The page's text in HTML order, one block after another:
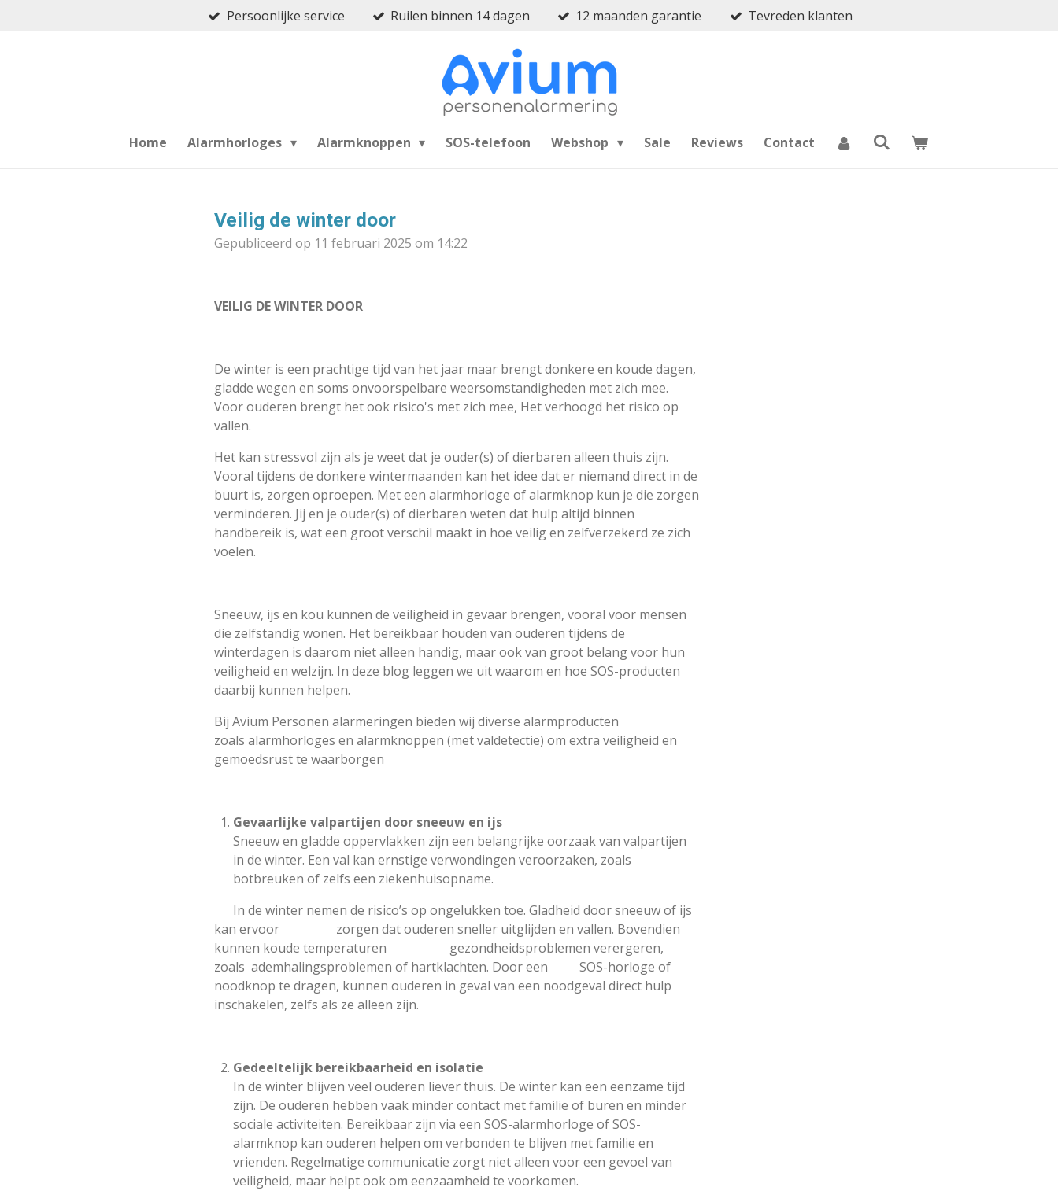
Persoonlijke service Ruilen binnen 14 dagen 12 maanden garantie Tevreden klanten
Home Alarmhorloges Alarmknoppen SOS-telefoon Webshop Sale Reviews Contact
Veilig de winter door
Gepubliceerd op 11 februari 2025 om 14:22
VEILIG DE WINTER DOOR
De winter is een prachtige tijd van het jaar maar brengt donkere en koude dagen,
gladde wegen en soms onvoorspelbare weersomstandigheden met zich mee.
Voor ouderen brengt het ook risico's met zich mee, Het verhoogd het risico op
vallen.
Het kan stressvol zijn als je weet dat je ouder(s) of dierbaren alleen thuis zijn.
Vooral tijdens de donkere wintermaanden kan het idee dat er niemand direct in de
buurt is, zorgen oproepen. Met een alarmhorloge of alarmknop kun je die zorgen
verminderen. Jij en je ouder(s) of dierbaren weten dat hulp altijd binnen
handbereik is, wat een groot verschil maakt in hoe veilig en zelfverzekerd ze zich
voelen.
Sneeuw, ijs en kou kunnen de veiligheid in gevaar brengen, vooral voor mensen
die zelfstandig wonen. Het bereikbaar houden van ouderen tijdens de
winterdagen is daarom niet alleen handig, maar ook van groot belang voor hun
veiligheid en welzijn. In deze blog leggen we uit waarom en hoe SOS-producten
daarbij kunnen helpen.
Bij Avium Personen alarmeringen bieden wij diverse alarmproducten
zoals alarmhorloges en alarmknoppen (met valdetectie) om extra veiligheid en
gemoedsrust te waarborgen
Gevaarlijke valpartijen door sneeuw en ijs
Sneeuw en gladde oppervlakken zijn een belangrijke oorzaak van valpartijen
in de winter. Een val kan ernstige verwondingen veroorzaken, zoals
botbreuken of zelfs een ziekenhuisopname.
In de winter nemen de risico’s op ongelukken toe. Gladheid door sneeuw of ijs
kan ervoor zorgen dat ouderen sneller uitglijden en vallen. Bovendien
kunnen koude temperaturen gezondheidsproblemen verergeren,
zoals ademhalingsproblemen of hartklachten. Door een SOS-horloge of
noodknop te dragen, kunnen ouderen in geval van een noodgeval direct hulp
inschakelen, zelfs als ze alleen zijn.
Gedeeltelijk bereikbaarheid en isolatie
In de winter blijven veel ouderen liever thuis. De winter kan een eenzame tijd
zijn. De ouderen hebben vaak minder contact met familie of buren en minder
sociale activiteiten. Bereikbaar zijn via een SOS-alarmhorloge of SOS-
alarmknop kan ouderen helpen om verbonden te blijven met familie en
vrienden. Regelmatige communicatie zorgt niet alleen voor een gevoel van
veiligheid, maar helpt ook om eenzaamheid te voorkomen.